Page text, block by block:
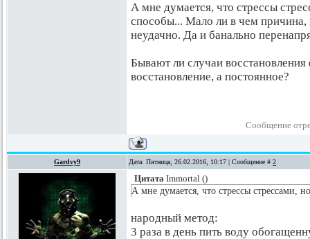
А мне думается, что стрессы
способы... Мало ли в чем причина,
неудачно. Да и банально
Бывают ли случаи
восстановление, а постоянное?
Сообщение
Gardvy9 Дата: Пятница, 26.02.2016, 10:17 | Сообщение # 2
Цитата Immortal ()
А мне думается, что стрессы стрессами,
народный метод:
3 раза в день пить воду